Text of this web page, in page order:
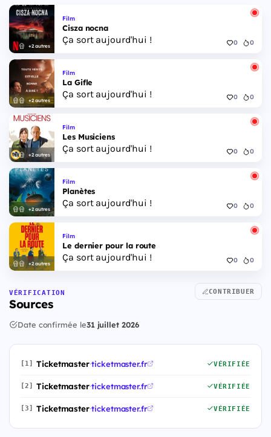
+2 autres
Film
Cisza nocna
Ça sort aujourd'hui ! 0 0
+2 autres
Film
La Gifle
Ça sort aujourd'hui ! 0 0
+2 autres
Film
Les Musiciens
Ça sort aujourd'hui ! 0 0
+2 autres
Film
Planètes
Ça sort aujourd'hui ! 0 0
+2 autres
Film
Le dernier pour la route
Ça sort aujourd'hui ! 0 0
VÉRIFICATION
Sources
CONTRIBUER
Date confirmée le31 juillet 2026
[1] Ticketmaster·ticketmaster.fr VÉRIFIÉE
[2] Ticketmaster·ticketmaster.fr VÉRIFIÉE
[3] Ticketmaster·ticketmaster.fr VÉRIFIÉE